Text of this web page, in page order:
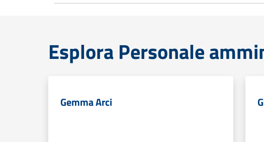
Esplora Personale
Gemma Arci